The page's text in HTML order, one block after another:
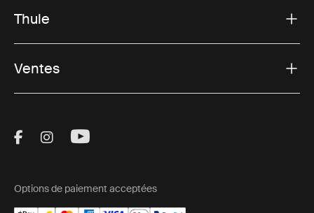
Thule
Ventes
Visit Thule on Facebook (external link)
Visit Thule on Instagram (external link)
Visit Thule on Youtube (external
Options de paiement acceptées